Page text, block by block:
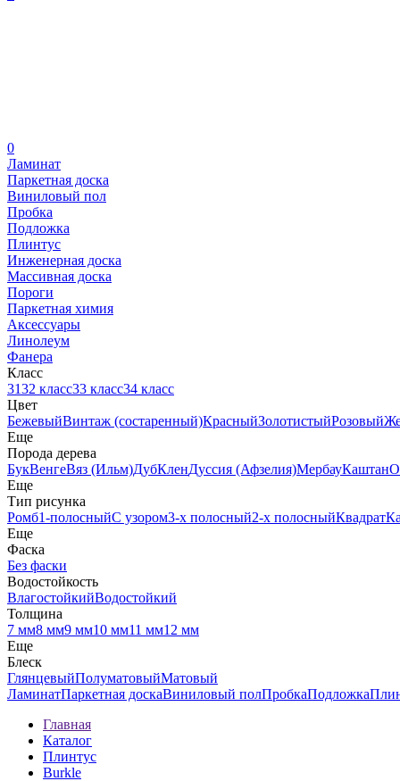
0
Ламинат
Паркетная доска
Виниловый пол
Пробка
Подложка
Плинтус
Инженерная доска
Массивная доска
Пороги
Паркетная химия
Аксессуары
Линолеум
Фанера
Класс
3132 класс33 класс34 класс
Цвет
БежевыйВинтаж (состаренный)КрасныйЗолотистыйРозовый
Еще
Порода дерева
БукВенгеВяз (Ильм)ДубКленДуссия (Афзелия)МербауКаштан
Еще
Тип рисунка
Ромб1-полосныйС узором3-х полосный2-х полосныйКвадрат
Еще
Фаска
Без фаски
Водостойкость
ВлагостойкийВодостойкий
Толщина
7 мм8 мм9 мм10 мм11 мм12 мм
Еще
Блеск
ГлянцевыйПолуматовыйМатовый
ЛаминатПаркетная доскаВиниловый полПробкаПодложка
Главная
Каталог
Плинтус
Burkle